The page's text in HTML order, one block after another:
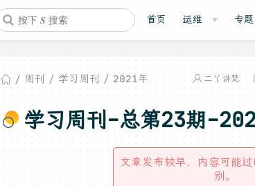
首页 运维 专题
周刊 学习周刊 2021年 二丫讲梵
学习周刊-总第23期-
文章发布较早，内容可能
别。